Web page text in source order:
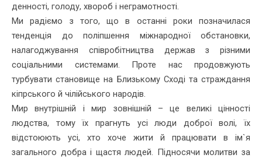
денності, голоду, хвороб і неграмотності.
Ми радіємо з того, що в останні роки позначилася
тенденція до поліпшення між­народної обстановки,
налагоджування спів­робітництва держав з різними
соціаль­ними системами. Проте нас продовжують
турбувати становище на Близькому Сході та страждання
кіпрського й чілійського народів.
Мир внутрішній і мир зовнішній – це великі цінності
людства, тому їх прагнуть усі люди доброї волі, їх
відстоюють усі, хто хоче жити й працювати в ім`я
загального добра і щастя людей. Під­носячи молитви за